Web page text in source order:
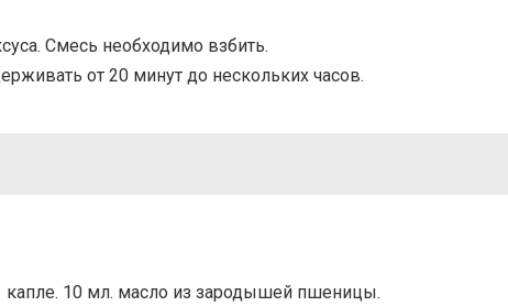
Смесь необходимо взбить.
от 20 минут до нескольких часов.
капле. 10 мл. масло из зародышей пшеницы.